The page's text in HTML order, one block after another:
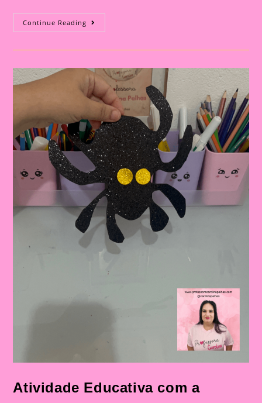
Continue Reading Atividade
Educativa
A
Dona
Aranha:
Planejamento
Semanal
Para
Educação
Infantil
Atividade Educativa com a